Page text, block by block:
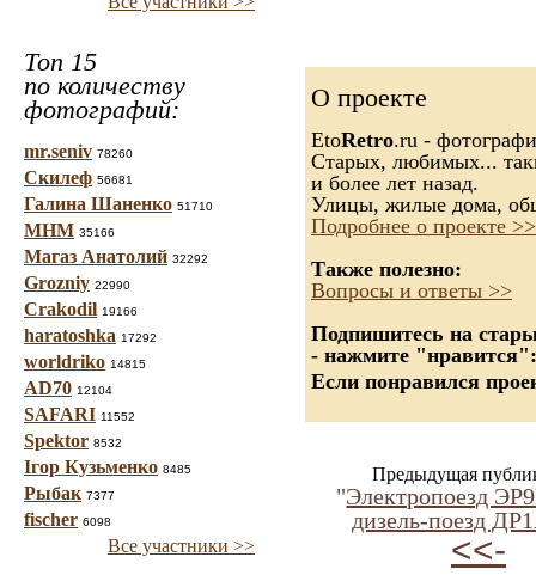
Топ 15
по количеству
фотографий:
mr.seniv 78260
Скилеф 56681
Галина Шаненко 51710
МНМ 35166
Магаз Анатолий 32292
Grozniy 22990
Crakodil 19166
haratoshka 17292
worldriko 14815
AD70 12104
SAFARI 11552
Spektor 8532
Ігор Кузьменко 8485
Рыбак 7377
fischer 6098
Все участники >>
О проекте
EtoRetro.ru -
Старых, любимых...
и более лет назад.
Улицы, жилые дома,
Подробнее о проекте >>
Также полезно:
Вопросы и ответы >>
Подпишитесь на
- нажмите "нравится":
Если понравился
Предыдущая
"Электропоезд
дизель-поезд
<<-